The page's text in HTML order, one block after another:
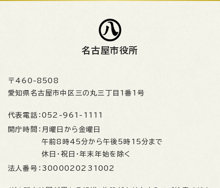
名古屋市役所
〒460-8508
愛知県名古屋市中区三の丸三丁目1番1号
代表電話： 052-961-1111
開庁時間： 月曜日から金曜日
午前8時45分から午後5時15分まで
休日・祝日・年末年始を除く
法人番号： 3000020231002